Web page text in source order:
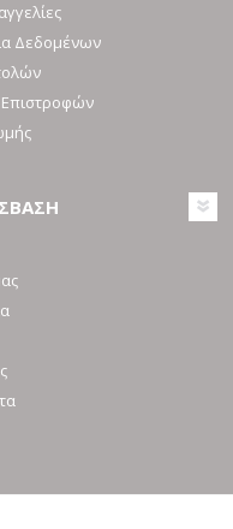
Δεδομένων